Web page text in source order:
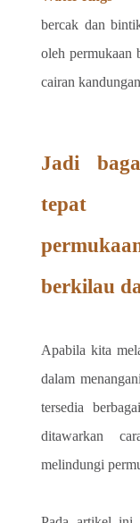
bercak dan
oleh permukaan
cairan
Jadi
tepat
berkilau
Apabila kita
dalam
tersedia
ditawarkan